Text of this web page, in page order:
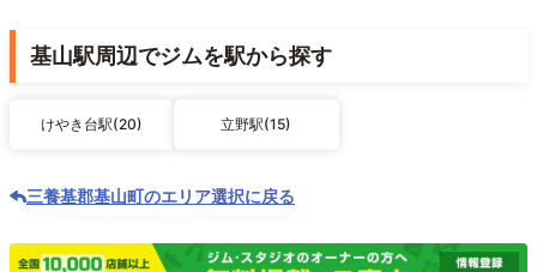
基山駅周辺でジムを駅から探す
けやき台駅(20) 立野駅(15)
三養基郡基山町のエリア選択に戻る